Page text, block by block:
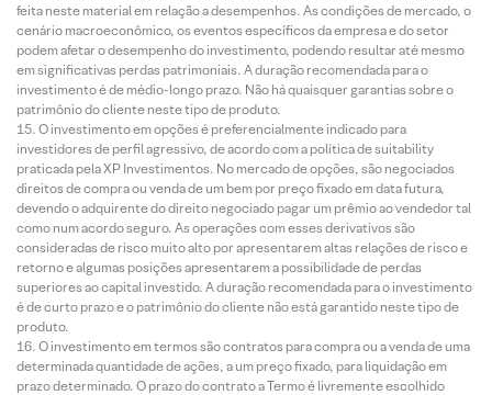
feita neste material em relação a desempenhos. As condições de mercado, o
cenário macroeconômico, os eventos específicos da empresa e do setor
podem afetar o desempenho do investimento, podendo resultar até mesmo
em significativas perdas patrimoniais. A duração recomendada para o
investimento é de médio-longo prazo. Não há quaisquer garantias sobre o
patrimônio do cliente neste tipo de produto.
O investimento em opções é preferencialmente indicado para
investidores de perfil agressivo, de acordo com a política de suitability
praticada pela XP Investimentos. No mercado de opções, são negociados
direitos de compra ou venda de um bem por preço fixado em data futura,
devendo o adquirente do direito negociado pagar um prêmio ao vendedor tal
como num acordo seguro. As operações com esses derivativos são
consideradas de risco muito alto por apresentarem altas relações de risco e
retorno e algumas posições apresentarem a possibilidade de perdas
superiores ao capital investido. A duração recomendada para o investimento
é de curto prazo e o patrimônio do cliente não está garantido neste tipo de
produto.
O investimento em termos são contratos para compra ou a venda de uma
determinada quantidade de ações, a um preço fixado, para liquidação em
prazo determinado. O prazo do contrato a Termo é livremente escolhido